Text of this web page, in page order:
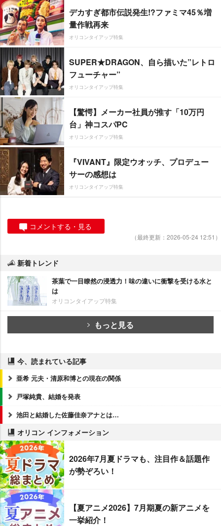
デカすぎ都市伝説発生!?ファミマ45％増
量作戦再来
オリコンタイアップ特集
SUPER★DRAGON、自ら描いた”レトロ
フューチャー”
オリコンタイアップ特集
【驚愕】メーカー社員が推す「10万円
台」神コスパPC
オリコンタイアップ特集
『VIVANT』限定ウオッチ、プロデュー
サーの感想は
オリコンタイアップ特集
コメントする・見る
（最終更新：2026-05-24 12:51）
新着トレンド
茶葉で一目瞭然の浸透力！味の違いに衝撃を受ける水と
は
オリコンタイアップ特集
もっと見る
今、読まれている記事
亜希 元夫・清原和博との現在の関係
戸塚純貴、結婚を発表
池田と結婚した佐藤佳奈アナとは…
オリコン インフォメーション
2026年7月夏ドラマも、注目作＆話題作
が勢ぞろい！
【夏アニメ2026】7月期夏の新アニメを
一挙紹介！